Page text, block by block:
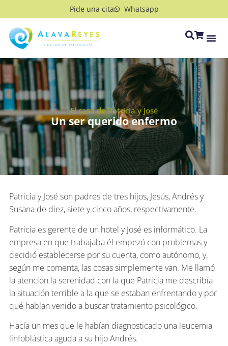
Pide una cita Whatsapp
El caso de Patricia y José
Un ser querido enfermo
Patricia y José son padres de tres hijos, Jesús, Andrés y
Susana de diez, siete y cinco años, respectivamente.
Patricia es gerente de un hotel y José es informático. La
empresa en que trabajaba él empezó con problemas y
decidió establecerse por su cuenta, como autónomo, y,
según me comenta, las cosas simplemente van. Me llamó
la atención la serenidad con la que Patricia me describía
la situación terrible a la que se estaban enfrentando y por
qué habían venido a buscar tratamiento psicológico.
Hacía un mes que le habían diagnosticado una leucemia
linfoblástica aguda a su hijo Andrés.